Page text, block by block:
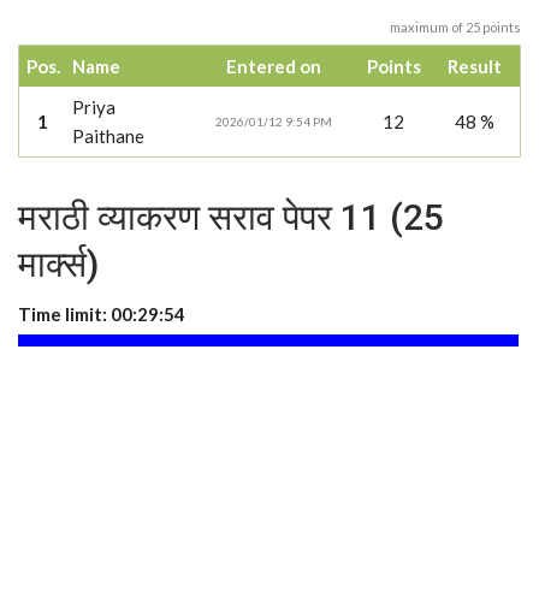
maximum of 25 points
Pos. Name Entered on Points Result
1
Priya
Paithane
2026/01/12 9:54 PM 12 48 %
मराठी व्याकरण सराव पेपर 11 (25
मार्क्स)
Time limit: 00:29:53